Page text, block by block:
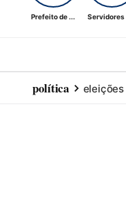
Prefeito de ... Servidores
política